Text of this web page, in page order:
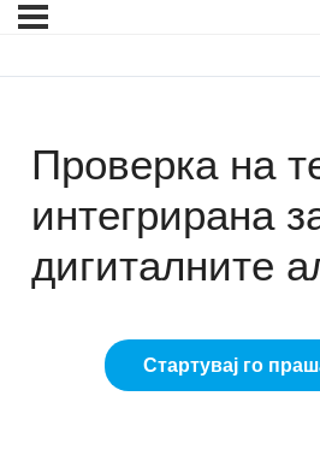
Проверка на
интегрирана
дигиталните